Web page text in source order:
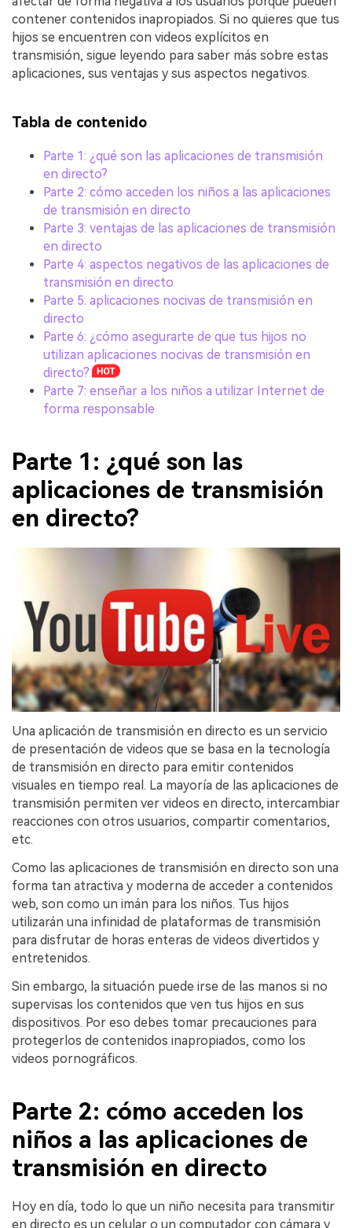
contener contenidos inapropiados. Si no quieres que tus
hijos se encuentren con videos explícitos en
transmisión, sigue leyendo para saber más sobre estas
aplicaciones, sus ventajas y sus aspectos negativos.
Tabla de contenido
Parte 1: ¿qué son las aplicaciones de transmisión
en directo?
Parte 2: cómo acceden los niños a las aplicaciones
de transmisión en directo
Parte 3: ventajas de las aplicaciones de transmisión
en directo
Parte 4: aspectos negativos de las aplicaciones de
transmisión en directo
Parte 5: aplicaciones nocivas de transmisión en
directo
Parte 6: ¿cómo asegurarte de que tus hijos no
utilizan aplicaciones nocivas de transmisión en
directo?
Parte 7: enseñar a los niños a utilizar Internet de
forma responsable
Parte 1: ¿qué son las
aplicaciones de transmisión
en directo?
Una aplicación de transmisión en directo es un servicio
de presentación de videos que se basa en la tecnología
de transmisión en directo para emitir contenidos
visuales en tiempo real. La mayoría de las aplicaciones de
transmisión permiten ver videos en directo, intercambiar
reacciones con otros usuarios, compartir comentarios,
etc.
Como las aplicaciones de transmisión en directo son una
forma tan atractiva y moderna de acceder a contenidos
web, son como un imán para los niños. Tus hijos
utilizarán una infinidad de plataformas de transmisión
para disfrutar de horas enteras de videos divertidos y
entretenidos.
Sin embargo, la situación puede irse de las manos si no
supervisas los contenidos que ven tus hijos en sus
dispositivos. Por eso debes tomar precauciones para
protegerlos de contenidos inapropiados, como los
videos pornográficos.
Parte 2: cómo acceden los
niños a las aplicaciones de
transmisión en directo
Hoy en día, todo lo que un niño necesita para transmitir
en directo es un celular o un computador con cámara y